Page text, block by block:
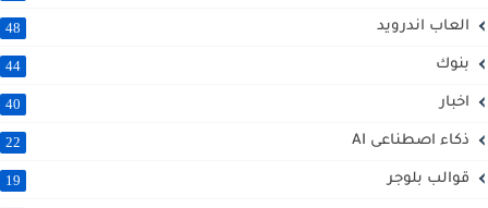
العاب اندرويد 48
بنوك 44
اخبار 40
ذكاء اصطناعى AI 22
قوالب بلوجر 19